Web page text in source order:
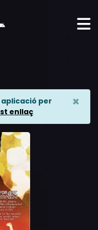
per
enllaç
×